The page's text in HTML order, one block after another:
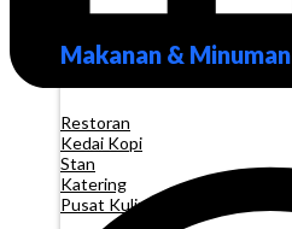
Makanan & Minuman
Restoran
Kedai Kopi
Stan
Katering
Pusat Kuliner